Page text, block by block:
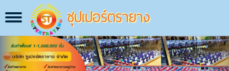
Toggle
navigation
ซุปเปอร์ตรายาง
Previous Next